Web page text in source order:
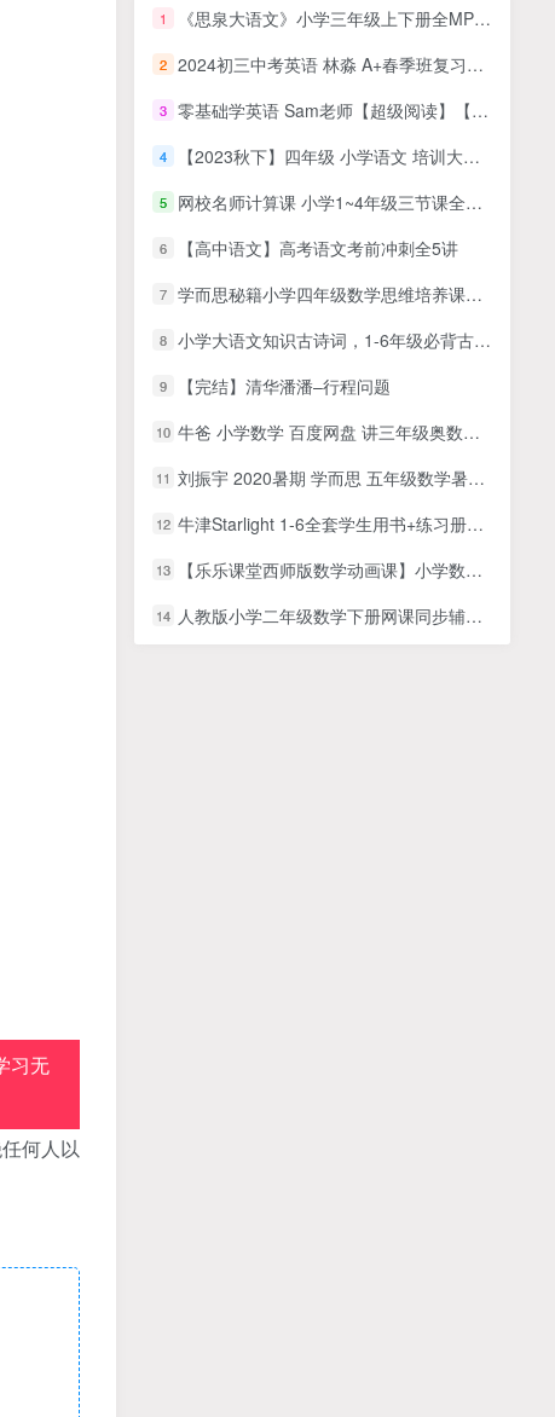
习无
何人以
1 《思泉大语文》小学三年级上下册全MP4视频+ PDF讲义课程，（可在线试看）
2 2024初三中考英语 林淼 A+春季班复习视频课程+课堂配套笔记电子版文档
3 零基础学英语 Sam老师【超级阅读】【40集】，听故事，看动画学英语，阅读英语绘本！
4 【2023秋下】四年级 小学语文 培训大语文
5 网校名师计算课 小学1~4年级三节课全算对
6 【高中语文】高考语文考前冲刺全5讲
7 学而思秘籍小学四年级数学思维培养课程7级
8 小学大语文知识古诗词，1-6年级必背古诗75首（原文+mp3音频）百度网盘下载
9 【完结】清华潘潘–行程问题
10 牛爸 小学数学 百度网盘 讲三年级奥数视频教程
11 刘振宇 2020暑期 学而思 五年级数学暑期创新班，15讲MP4视频课程，PDF讲义，
12 牛津Starlight 1-6全套学生用书+练习册，小学英语教材
13 【乐乐课堂西师版数学动画课】小学数学同步学1-6年级全套动画课程(西师版)
14 人教版小学二年级数学下册网课同步辅导讲课教学视频全集(学费全免网 43讲)